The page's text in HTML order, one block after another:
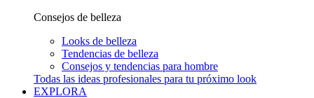
Consejos de belleza
Looks de belleza
Tendencias de belleza
Consejos y tendencias para hombre
Todas las ideas profesionales para tu próximo look
EXPLORA